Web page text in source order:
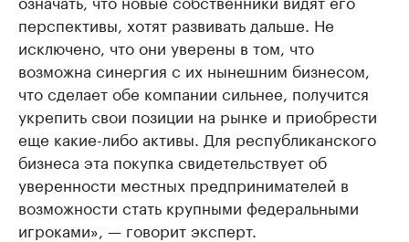
перспективы, хотят развивать дальше. Не
исключено, что они уверены в том, что
возможна синергия с их нынешним бизнесом,
что сделает обе компании сильнее, получится
укрепить свои позиции на рынке и приобрести
еще какие-либо активы. Для республиканского
бизнеса эта покупка свидетельствует об
уверенности местных предпринимателей в
возможности стать крупными федеральными
игроками», — говорит эксперт.